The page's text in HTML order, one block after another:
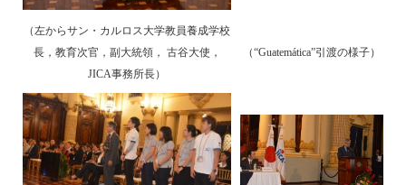
（左からサン・カルロス大学教員養成学校
長，教育次官，副大統領， 古谷大使，
JICA事務所長）
（“Guatemática”引渡の様子）